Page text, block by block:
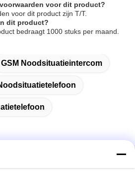
voor dit product?
voor dit product zijn T/T.
dit product?
bedraagt 1000 stuks per maand.
GSM Noodsituatieintercom